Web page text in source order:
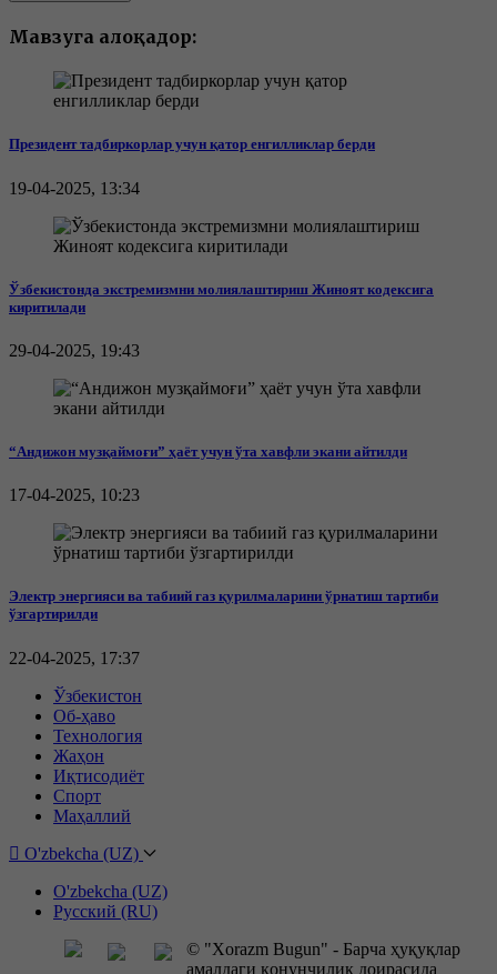
Мавзуга алоқадор:
Президент тадбиркорлар учун қатор енгилликлар берди
19-04-2025, 13:34
Ўзбекистонда экстремизмни молиялаштириш Жиноят кодексига
киритилади
29-04-2025, 19:43
“Андижон музқаймоғи” ҳаёт учун ўта хавфли экани айтилди
17-04-2025, 10:23
Электр энергияси ва табиий газ қурилмаларини ўрнатиш тартиби
ўзгартирилди
22-04-2025, 17:37
Ўзбекистон
Об-ҳаво
Технология
Жаҳон
Иқтисодиёт
Спорт
Маҳаллий
O'zbekcha (UZ)
O'zbekcha (UZ)
Русский (RU)
© "Xorazm Bugun" - Барча ҳуқуқлар
амалдаги қонунчилик доирасида